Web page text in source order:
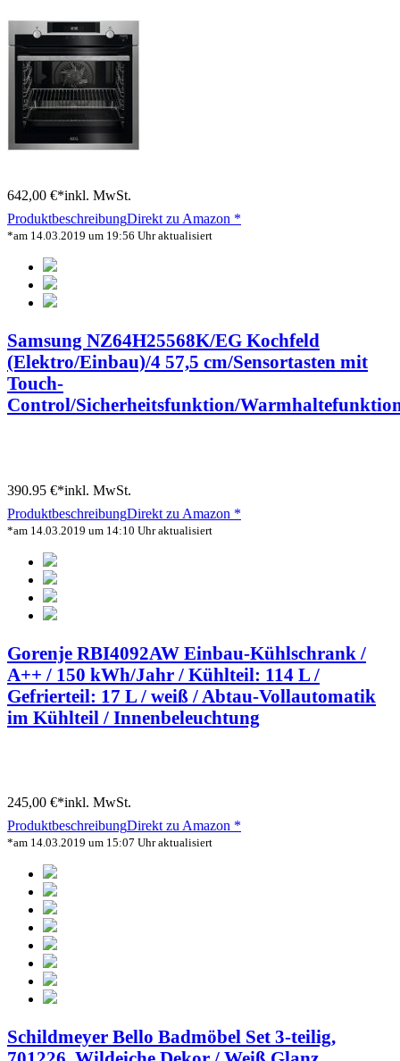
642,00 €*inkl. MwSt.
ProduktbeschreibungDirekt zu Amazon *
*am 14.03.2019 um 19:56 Uhr aktualisiert
Samsung NZ64H25568K/EG Kochfeld
(Elektro/Einbau)/4 57,5 cm/Sensortasten mit
Touch-
Control/Sicherheitsfunktion/
390.95 €*inkl. MwSt.
ProduktbeschreibungDirekt zu Amazon *
*am 14.03.2019 um 14:10 Uhr aktualisiert
Gorenje RBI4092AW Einbau-Kühlschrank /
A++ / 150 kWh/Jahr / Kühlteil: 114 L /
Gefrierteil: 17 L / weiß / Abtau-Vollautomatik
im Kühlteil / Innenbeleuchtung
245,00 €*inkl. MwSt.
ProduktbeschreibungDirekt zu Amazon *
*am 14.03.2019 um 15:07 Uhr aktualisiert
Schildmeyer Bello Badmöbel Set 3-teilig,